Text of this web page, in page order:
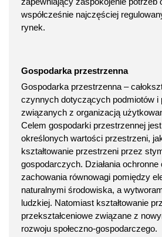
współcześnie najczęściej
rynek.
Gospodarka przestrzenna
Gospodarka przestrzenna –
czynnych dotyczących podmiotów i
związanych z organizacją
Celem gospodarki przestrzennej
określonych wartości przestrzeni,
kształtowanie przestrzeni przez
gospodarczych. Działania
zachowania równowagi pomiędzy
naturalnymi środowiska, a
ludzkiej. Natomiast kształtowanie
przekształceniowe związane z
rozwoju społeczno-gospodarczego.